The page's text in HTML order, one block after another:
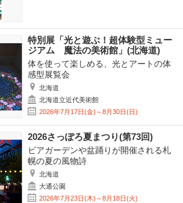
特別展「光と遊ぶ！超体験型ミュー
ジアム 魔法の美術館」(北海道)
体を使って楽しめる、光とアートの体
感型展覧会
北海道
北海道立近代美術館
2026年7月17日(金)～8月30日(日)
2026さっぽろ夏まつり(第73回)
ビアガーデンや盆踊りが開催される札
幌の夏の風物詩
北海道
大通公園
2026年7月23日(木)～8月18日(火)